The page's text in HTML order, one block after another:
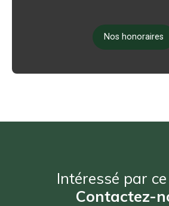
Nos honoraires
Intéressé par
Contactez-